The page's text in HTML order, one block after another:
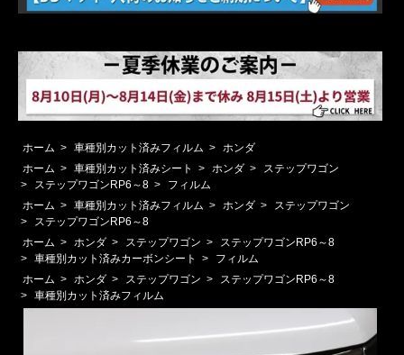
ホーム > 車種別カット済みフィルム > ホンダ
ホーム > 車種別カット済みシート > ホンダ >
ステップワゴン
>
ステップワゴンRP6～8 >
フィルム
ホーム > 車種別カット済みフィルム > ホンダ >
ステップワゴン
>
ステップワゴンRP6～8
ホーム > ホンダ > ステップワゴン >
ステップワゴンRP6～8
> 車種別カット済みカーボンシート >
フィルム
ホーム > ホンダ > ステップワゴン >
ステップワゴンRP6～8
> 車種別カット済みフィルム